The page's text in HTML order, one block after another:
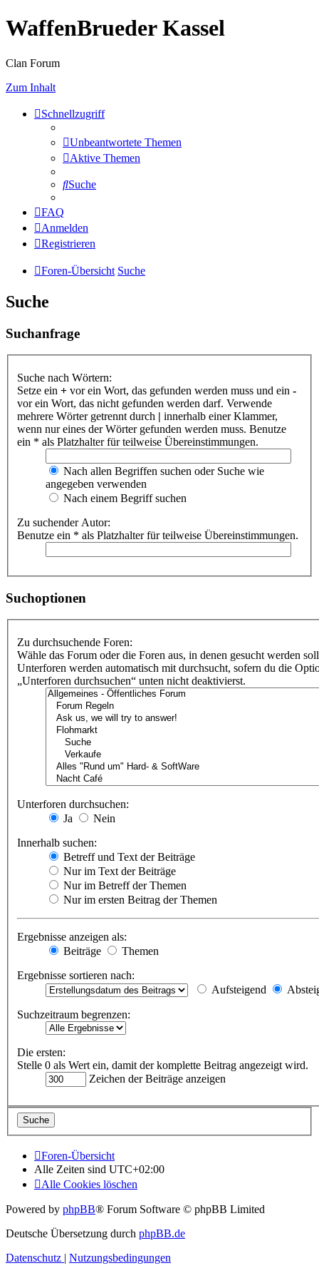
WaffenBrueder Kassel
Clan Forum
Zum Inhalt
Schnellzugriff
Unbeantwortete Themen
Aktive Themen
Suche
FAQ
Anmelden
Registrieren
Foren-Übersicht Suche
Suche
Suchanfrage
Suche nach Wörtern:
Setze ein + vor ein Wort, das gefunden werden muss und ein -
vor ein Wort, das nicht gefunden werden darf. Verwende
mehrere Wörter getrennt durch | innerhalb einer Klammer,
wenn nur eines der Wörter gefunden werden muss. Benutze
ein * als Platzhalter für teilweise Übereinstimmungen.
Nach allen Begriffen suchen oder Suche wie
angegeben verwenden
Nach einem Begriff suchen
Zu suchender Autor:
Benutze ein * als Platzhalter für teilweise Übereinstimmungen.
Suchoptionen
Zu durchsuchende Foren:
Wähle das Forum oder die Foren aus, in denen gesucht werden
Unterforen werden automatisch mit durchsucht, sofern du die
„Unterforen durchsuchen“ unten nicht deaktivierst.
Unterforen durchsuchen:
Ja
Nein
Innerhalb suchen:
Betreff und Text der Beiträge
Nur im Text der Beiträge
Nur im Betreff der Themen
Nur im ersten Beitrag der Themen
Ergebnisse anzeigen als:
Beiträge
Themen
Ergebnisse sortieren nach:
Aufsteigend
Suchzeitraum begrenzen:
Die ersten:
Stelle 0 als Wert ein, damit der komplette Beitrag angezeigt wird.
Zeichen der Beiträge anzeigen
Foren-Übersicht
Alle Zeiten sind UTC+02:00
Alle Cookies löschen
Powered by phpBB® Forum Software © phpBB Limited
Deutsche Übersetzung durch phpBB.de
Datenschutz | Nutzungsbedingungen